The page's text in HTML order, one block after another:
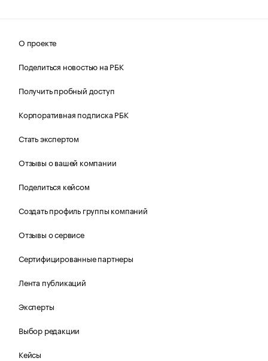
О проекте
Поделиться новостью на РБК
Получить пробный доступ
Корпоративная подписка РБК
Стать экспертом
Отзывы о вашей компании
Поделиться кейсом
Создать профиль группы компаний
Отзывы о сервисе
Сертифицированные партнеры
Лента публикаций
Эксперты
Выбор редакции
Кейсы